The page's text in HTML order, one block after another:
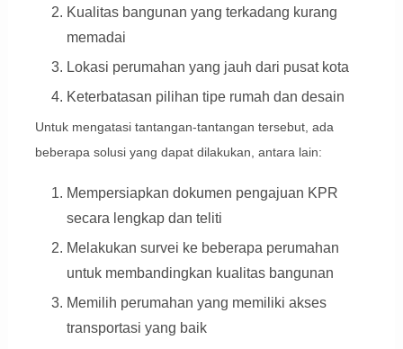
Kualitas bangunan yang terkadang kurang
memadai
Lokasi perumahan yang jauh dari pusat kota
Keterbatasan pilihan tipe rumah dan desain
Untuk mengatasi tantangan-tantangan tersebut, ada
beberapa solusi yang dapat dilakukan, antara lain:
Mempersiapkan dokumen pengajuan KPR
secara lengkap dan teliti
Melakukan survei ke beberapa perumahan
untuk membandingkan kualitas bangunan
Memilih perumahan yang memiliki akses
transportasi yang baik